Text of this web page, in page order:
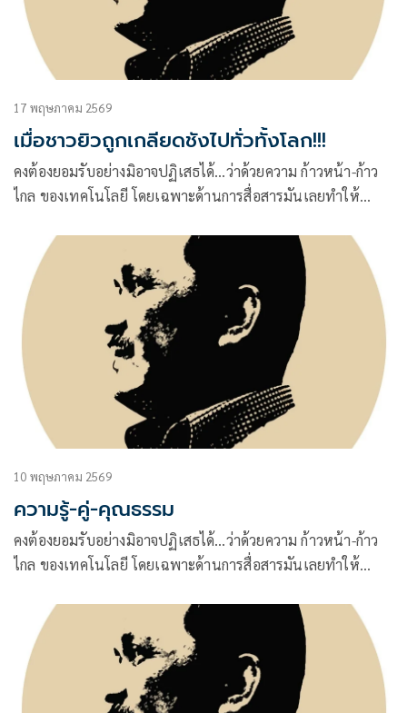
17 พฤษภาคม 2569
เมื่อชาวยิวถูกเกลียดชังไปทั่วทั้งโลก!!!
คงต้องยอมรับอย่างมิอาจปฏิเสธได้…ว่าด้วยความ ก้าวหน้า-ก้าว
ไกล ของเทคโนโลยี โดยเฉพาะด้านการสื่อสารมันเลยทำให้
10 พฤษภาคม 2569
ความรู้-คู่-คุณธรรม
คงต้องยอมรับอย่างมิอาจปฏิเสธได้…ว่าด้วยความ ก้าวหน้า-ก้าว
ไกล ของเทคโนโลยี โดยเฉพาะด้านการสื่อสารมันเลยทำให้